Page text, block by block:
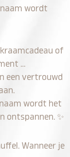
wordt
of
…
een vertrouwd
wordt het
ontspannen. ✨
Wanneer je